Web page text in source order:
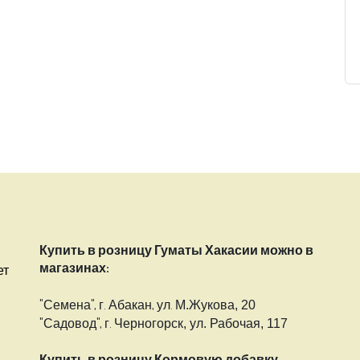
Купить в розницу Гуматы Хакасии можно в
магазинах:
"Семена", г. Абакан, ул. М.Жукова, 20
"Садовод", г. Черногорск, ул. Рабочая, 117